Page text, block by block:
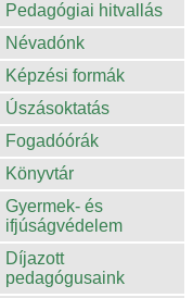
Pedagógiai hitvallás
Névadónk
Képzési formák
Úszásoktatás
Fogadóórák
Könyvtár
Gyermek- és
ifjúságvédelem
Díjazott
pedagógusaink